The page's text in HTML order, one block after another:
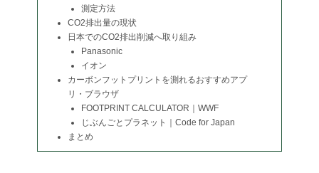
測定方法
CO2排出量の現状
日本でのCO2排出削減へ取り組み
Panasonic
イオン
カーボンフットプリントを測れるおすすめアプ
リ・ブラウザ
FOOTPRINT CALCULATOR｜WWF
じぶんごとプラネット｜Code for Japan
まとめ